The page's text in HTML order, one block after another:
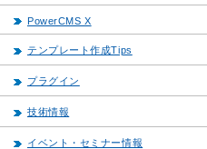
PowerCMS X
テンプレート作成Tips
プラグイン
技術情報
イベント・セミナー情報